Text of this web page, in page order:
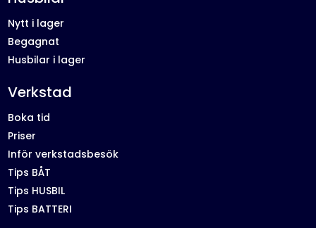
Nytt i lager
Begagnat
Husbilar i lager
Verkstad
Boka tid
Priser
Inför verkstadsbesök
Tips BÅT
Tips HUSBIL
Tips BATTERI